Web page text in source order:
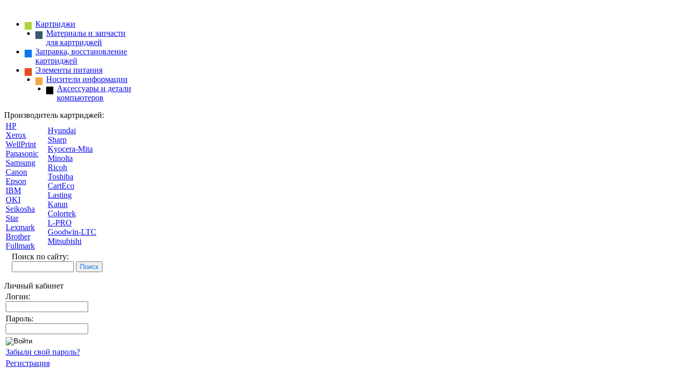
Картриджи
Материалы и запчасти
для картриджей
Заправка, восстановление
картриджей
Элементы питания
Носители информации
Аксессуары и детали
компьютеров
Производитель картриджей:
HP
Xerox
WellPrint
Panasonic
Samsung
Canon
Epson
IBM
OKI
Seikosha
Star
Lexmark
Brother
Fullmark
Hyundai
Sharp
Kyocera-Mita
Minolta
Ricoh
Toshiba
CartEco
Lasting
Katun
Colortek
L-PRO
Goodwin-LTC
Mitsubishi
Поиск по сайту:
Личный кабинет
Логин:
Пароль:
Забыли свой пароль?
Регистрация